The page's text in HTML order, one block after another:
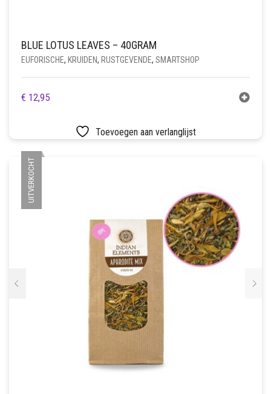
BLUE LOTUS LEAVES – 40GRAM
EUFORISCHE, KRUIDEN, RUSTGEVENDE, SMARTSHOP
€ 12,95
Toevoegen aan verlanglijst
UITVERKOCHT